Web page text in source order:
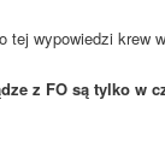
tej wypowiedzi krew
z FO są tylko w